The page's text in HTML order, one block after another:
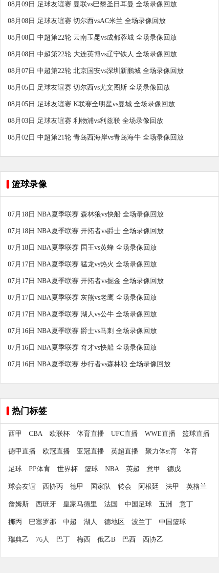
08月09日 足球友谊赛 曼联vs巴黎圣日耳曼 全场录像回放
08月08日 足球友谊赛 切尔西vsAC米兰 全场录像回放
08月08日 中超第22轮 云南玉昆vs成都蓉城 全场录像回放
08月08日 中超第22轮 大连英博vs辽宁铁人 全场录像回放
08月07日 中超第22轮 北京国安vs深圳新鹏城 全场录像回放
08月05日 足球友谊赛 切尔西vs尤文图斯 全场录像回放
08月05日 足球友谊赛 K联赛全明星vs曼城 全场录像回放
08月03日 足球友谊赛 利物浦vs利兹联 全场录像回放
08月02日 中超第21轮 青岛西海岸vs青岛海牛 全场录像回放
篮球录像
07月18日 NBA夏季联赛 森林狼vs快船 全场录像回放
07月18日 NBA夏季联赛 开拓者vs爵士 全场录像回放
07月18日 NBA夏季联赛 国王vs黄蜂 全场录像回放
07月17日 NBA夏季联赛 猛龙vs热火 全场录像回放
07月17日 NBA夏季联赛 开拓者vs掘金 全场录像回放
07月17日 NBA夏季联赛 灰熊vs老鹰 全场录像回放
07月17日 NBA夏季联赛 湖人vs公牛 全场录像回放
07月16日 NBA夏季联赛 爵士vs马刺 全场录像回放
07月16日 NBA夏季联赛 奇才vs快船 全场录像回放
07月16日 NBA夏季联赛 步行者vs森林狼 全场录像回放
热门标签
西甲 CBA 欧联杯 体育直播 UFC直播 WWE直播 篮球直播
德甲直播 欧冠直播 亚冠直播 英超直播 聚力体st育 体育
足球 PP体育 世界杯 篮球 NBA 英超 意甲 德戊
球会友谊 西协丙 德甲 国家队 转会 阿根廷 法甲 英格兰
詹姆斯 西班牙 皇家马德里 法国 中国足球 五洲 意丁
挪丙 巴塞罗那 中超 湖人 德地区 波兰丁 中国篮球
瑞典乙 76人 巴丁 梅西 俄乙B 巴西 西协乙